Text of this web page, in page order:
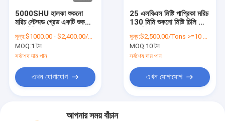
5000SHU হালকা শুকনো
মরিচ স্টেম্মড গ্রেড একটি শুকনো
মূল্য:$1000.00 - $2,400.00/Metric Tons
MOQ:1 টন
সর্বশেষ দাম পান
এখন যোগাযোগ
25 এলবিএস মিষ্টি পাপ্রিকা মরিচ
130 মিমি শুকনো মিষ্টি চিলি লো
মূল্য:$2,500.00/Tons >=10 Tons
MOQ:10 টন
সর্বশেষ দাম পান
এখন যোগাযোগ
আপনার সময় বাঁচান